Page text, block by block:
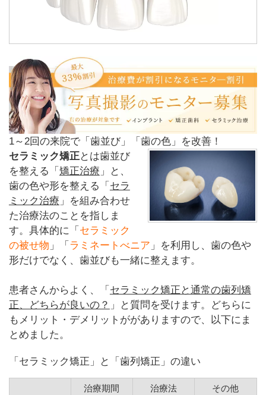
1～2回の来院で「歯並び」「歯の色」を改善！
セラミック矯正とは歯並び
を整える「 矯正治療 」と、
歯の色や形を整える「 セラ
ミック治療 」を組み合わせ
た治療法のことを指しま
す。具体的に「 セラミック
の被せ物 」「 ラミネートべニア 」を利用し、歯の色や
形だけでなく、歯並びも一緒に整えます。
患者さんからよく、「 セラミック矯正と通常の歯列矯
正、どちらが良いの？ 」と質問を受けます。どちらに
もメリット・デメリットががありますので、以下にま
とめました。
「セラミック矯正」と「歯列矯正」の違い
治療期間 治療法 その他